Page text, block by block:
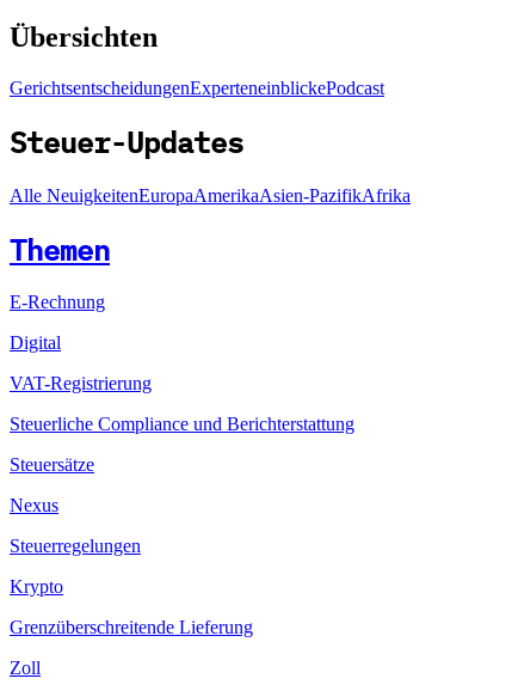
Übersichten
GerichtsentscheidungenExperteneinblickePodcast
Steuer-Updates
Alle NeuigkeitenEuropaAmerikaAsien-PazifikAfrika
Themen
E-Rechnung
Digital
VAT-Registrierung
Steuerliche Compliance und Berichterstattung
Steuersätze
Nexus
Steuerregelungen
Krypto
Grenzüberschreitende Lieferung
Zoll